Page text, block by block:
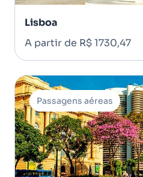
Lisboa
A partir de R$ 1730,47
Passagens aéreas